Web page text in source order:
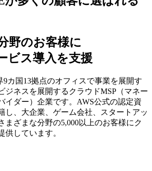
野のお客様に
ビス導入を支援
カ国13拠点のオフィスで事業を展開す
ジネスを展開するクラウドMSP（マネー
イダー）企業です。AWS公式の認定資
し、⼤企業、ゲーム会社、スタートアッ
まざまな分野の5,000以上のお客様にク
供しています。